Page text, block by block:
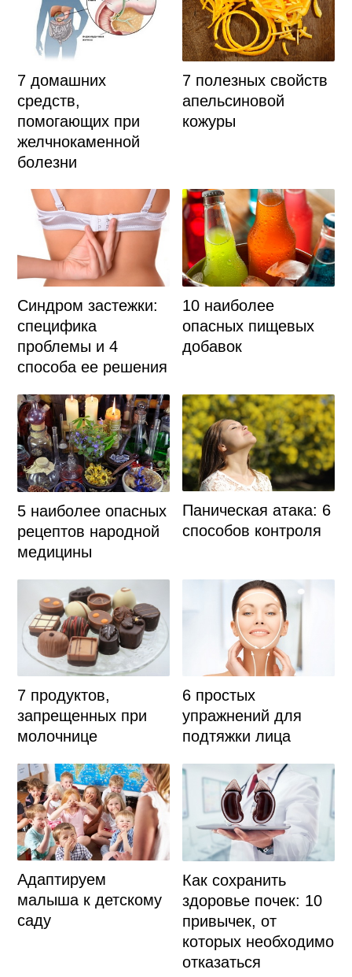
7 домашних
средств,
помогающих при
желчнокаменной
болезни
7 полезных свойств
апельсиновой
кожуры
Синдром застежки:
специфика
проблемы и 4
способа ее решения
10 наиболее
опасных пищевых
добавок
5 наиболее опасных
рецептов народной
медицины
Паническая атака: 6
способов контроля
7 продуктов,
запрещенных при
молочнице
6 простых
упражнений для
подтяжки лица
Адаптируем
малыша к детскому
саду
Как сохранить
здоровье почек: 10
привычек, от
которых необходимо
отказаться